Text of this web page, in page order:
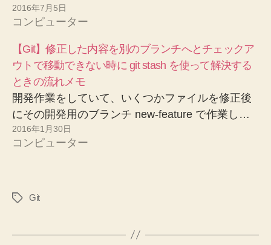
2016年7月5日
コンピューター
【Git】修正した内容を別のブランチへとチェックア
ウトで移動できない時に git stash を使って解決する
ときの流れメモ
開発作業をしていて、いくつかファイルを修正後
にその開発用のブランチ new-feature で作業し…
2016年1月30日
コンピューター
タ
Git